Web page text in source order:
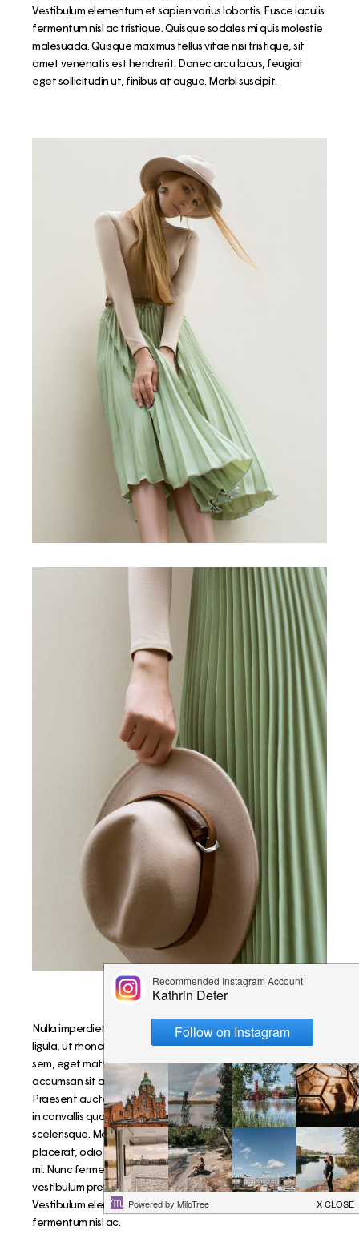
Vestibulum elementum et sapien varius lobortis. Fusce iaculis
fermentum nisl ac tristique. Quisque sodales mi quis molestie
malesuada. Quisque maximus tellus vitae nisi tristique, sit
amet venenatis est hendrerit. Donec arcu lacus, feugiat
eget sollicitudin ut, finibus at augue. Morbi suscipit.
Nulla imperdiet, dui id vehicula eleifend, est enim pretium
ligula, ut rhoncus dui augue semper elit. Duis bibendum eros
sem, eget mattis tellus iaculis sed. Donec mauris nisl,
accumsan sit amet maximus rutrum, semper ac diam.
Praesent auctor lacinia mi, nec cursus eros efficitur at. Nulla
in convallis quam. Ut congue vestibulum dolor consectetur
scelerisque. Maecenas convallis, magna nec mattis
placerat, odio tortor accumsan nisl, ut mollis leo metus nec
mi. Nunc fermentum sodales gravida. Duis dictum libero et
vestibulum pretium. Sed eu tempor risus, et eleifend purus.
Vestibulum elementum et sapien varius lobortis. Fusce iaculis
fermentum nisl ac.